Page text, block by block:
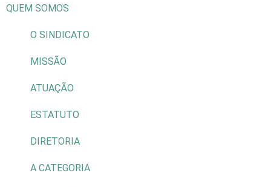
QUEM SOMOS
O SINDICATO
MISSÃO
ATUAÇÃO
ESTATUTO
DIRETORIA
A CATEGORIA